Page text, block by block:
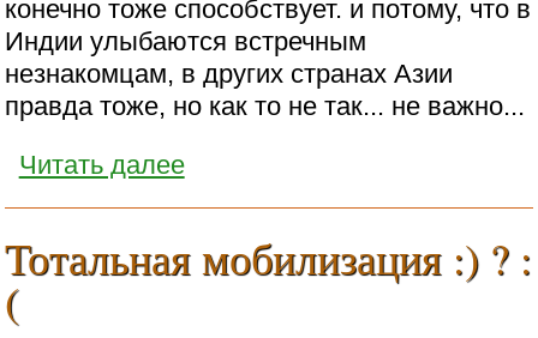
конечно тоже способствует. и потому, что в
Индии улыбаются встречным
незнакомцам, в других странах Азии
правда тоже, но как то не так... не важно...
Читать далее
Тотальная мобилизация :) ? :
(